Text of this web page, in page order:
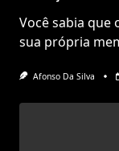
Você sabia que
sua própria
Afonso Da Silva